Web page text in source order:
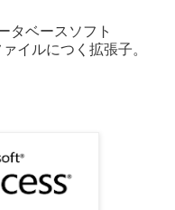
タベースソフト
イルにつく拡張子。